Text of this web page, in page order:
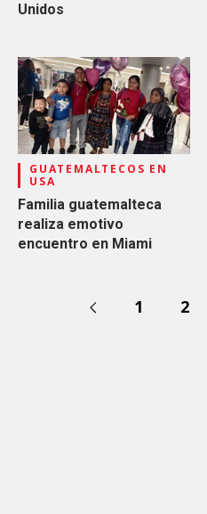
Unidos
GUATEMALTECOS EN
USA
Familia guatemalteca
realiza emotivo
encuentro en Miami
1 2